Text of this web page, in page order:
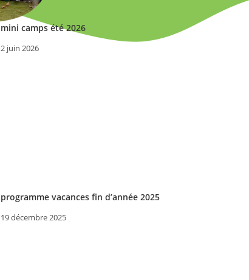
mini camps été 2026
2 juin 2026
programme vacances fin d’année 2025
19 décembre 2025